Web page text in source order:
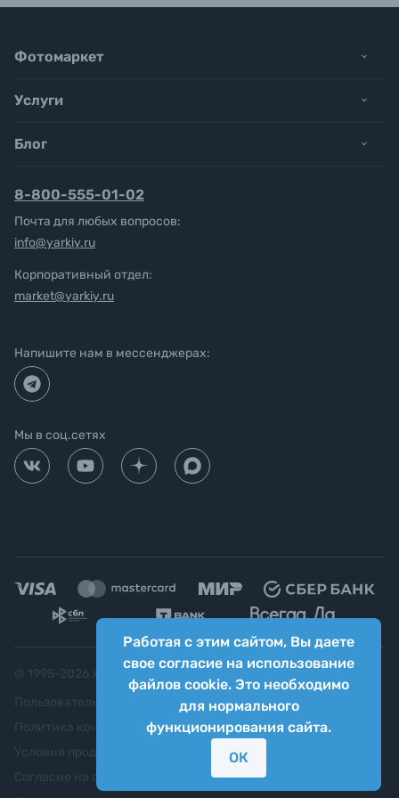
Работая с этим сайтом, Вы даете
свое согласие на использование
файлов cookie. Это необходимо
для нормального
функционирования сайта.
ОК
Фотомаркет
Услуги
Блог
8-800-555-01-02
Почта для любых вопросов:
info@yarkiy.ru
Корпоративный отдел:
market@yarkiy.ru
Напишите нам в мессенджерах:
Мы в соц.сетях
Яркий фотомаркет ("Яркий Мир")
Пользовательское соглашение
Политика конфиденциальности
Согласие на обработку персональных данных